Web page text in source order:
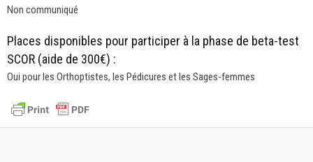
Non communiqué
Places disponibles pour participer à la phase de beta-test
SCOR (aide de 300€) :
Oui pour les Orthoptistes, les Pédicures et les Sages-femmes